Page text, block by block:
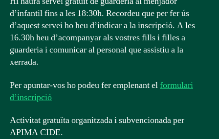
d’infantil fins a les 18:30h. Recordeu que per fer ús
d’aquest servei ho heu d’indicar a la inscripció. A les
16.30h heu d’acompanyar als vostres fills i filles a
guarderia i comunicar al personal que assistiu a la
xerrada.
Per apuntar-vos ho podeu fer emplenant elformulari
d’inscripció
Activitat gratuïta organitzada i subvencionada per
APIMA CIDE.